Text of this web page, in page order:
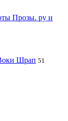
Прозы. ру и
Шрап 51